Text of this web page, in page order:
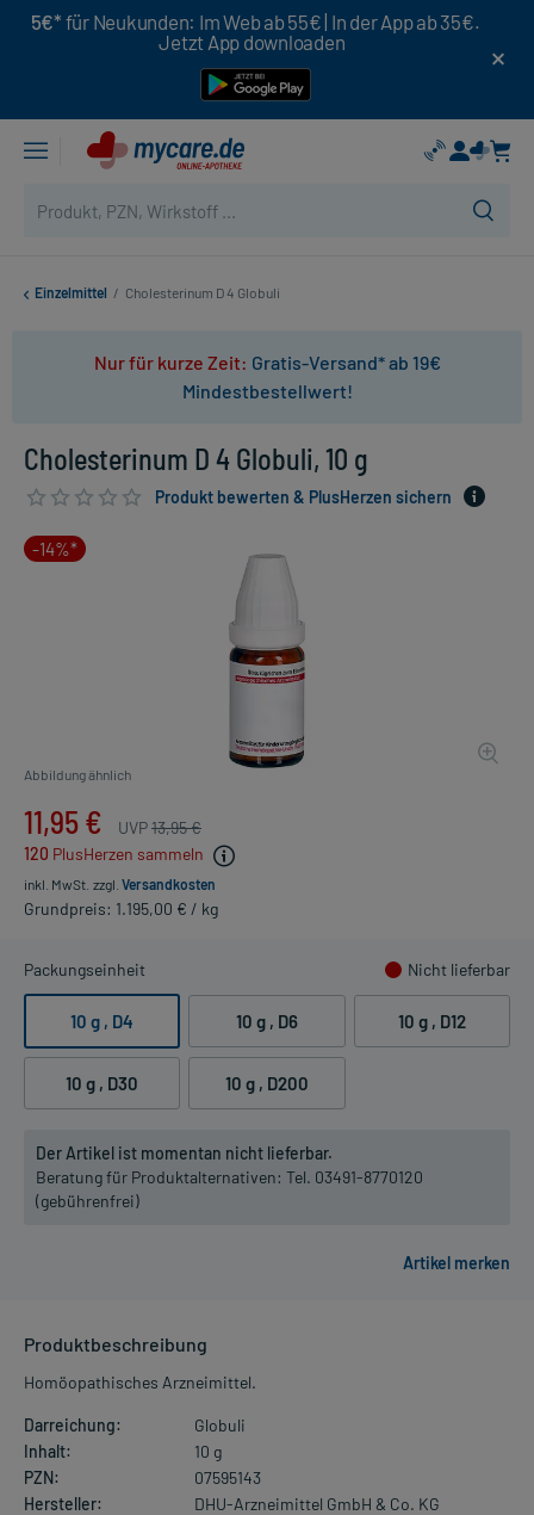
5€* für Neukunden: Im Web ab 55€ | In der App ab 35€.
Jetzt App downloaden
Einzelmittel / Cholesterinum D 4 Globuli
Nur für kurze Zeit: Gratis-Versand* ab 19€
Mindestbestellwert!
Cholesterinum D 4 Globuli, 10 g
Produkt bewerten & PlusHerzen sichern
-14%*
Abbildung ähnlich
11,95 € UVP13,95 €
120 PlusHerzen sammeln
inkl. MwSt. zzgl. Versandkosten
Grundpreis: 1.195,00 € / kg
Packungseinheit Nicht lieferbar
10 g , D4 10 g , D6 10 g , D12
10 g , D30 10 g , D200
Der Artikel ist momentan nicht lieferbar.
Beratung für Produktalternativen: Tel. 03491-8770120
(gebührenfrei)
Produktbeschreibung
Homöopathisches Arzneimittel.
Darreichung:
Globuli
Inhalt:
10 g
PZN:
07595143
Hersteller:
DHU-Arzneimittel GmbH & Co. KG